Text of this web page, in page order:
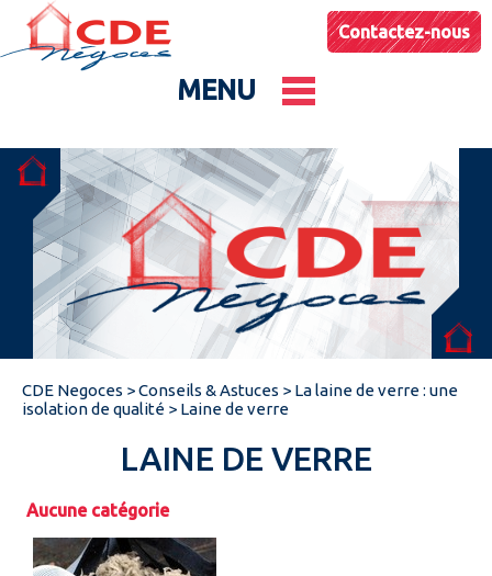
Contactez-nous
MENU
Le groupe
Nos entités
Conseils & Astuces
Actualités
Catalogues produits
Espace pro
CDE Negoces >Conseils & Astuces > La laine de verre : une
isolation de qualité > Laine de verre
LAINE DE VERRE
Aucune catégorie